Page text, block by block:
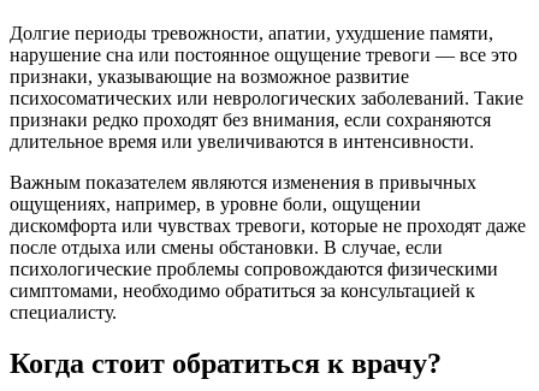
Долгие периоды тревожности, апатии, ухудшение памяти,
нарушение сна или постоянное ощущение тревоги — все это
признаки, указывающие на возможное развитие
психосоматических или неврологических заболеваний. Такие
признаки редко проходят без внимания, если сохраняются
длительное время или увеличиваются в интенсивности.
Важным показателем являются изменения в привычных
ощущениях, например, в уровне боли, ощущении
дискомфорта или чувствах тревоги, которые не проходят даже
после отдыха или смены обстановки. В случае, если
психологические проблемы сопровождаются физическими
симптомами, необходимо обратиться за консультацией к
специалисту.
Когда стоит обратиться к врачу?